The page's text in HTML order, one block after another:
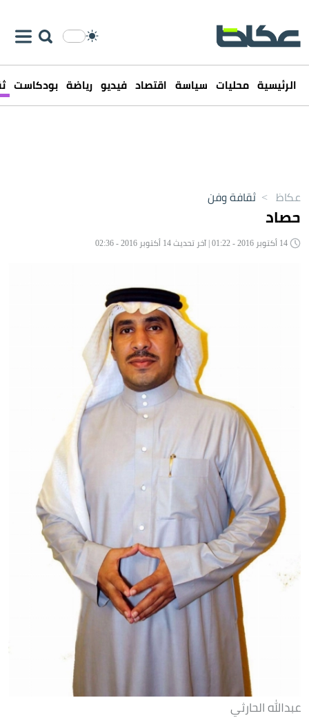
الرئيسية محليات سياسة اقتصاد فيديو رياضة بودكاست
عكاظ > ثقافة وفن
حصاد
عبدالله الحارثي